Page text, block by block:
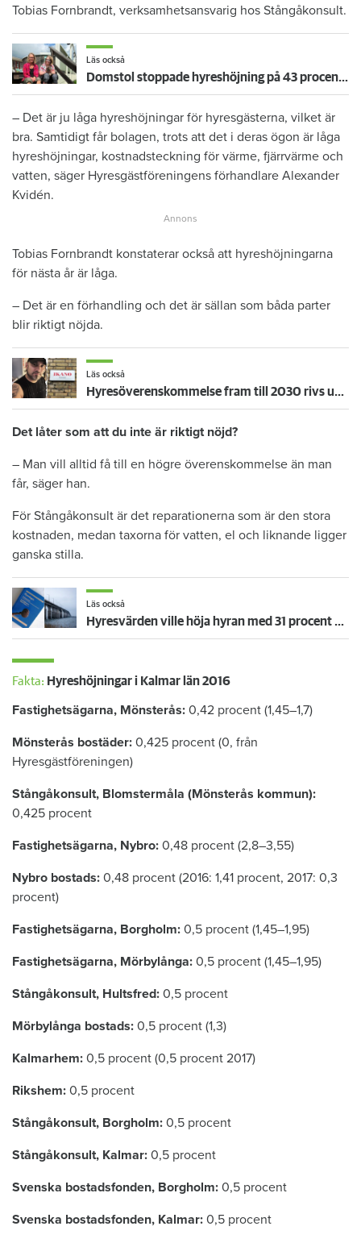
Tobias Fornbrandt, verksamhetsansvarig hos Stångåkonsult.
Läs också
Domstol stoppade hyreshöjning på 43 procent i Erikas LSS-lägenhet – mamma Lena: ”Äntligen!”
– Det är ju låga hyreshöjningar för hyresgästerna, vilket är
bra. Samtidigt får bolagen, trots att det i deras ögon är låga
hyreshöjningar, kostnadsteckning för värme, fjärrvärme och
vatten, säger Hyresgästföreningens förhandlare Alexander
Kvidén.
Tobias Fornbrandt konstaterar också att hyreshöjningarna
för nästa år är låga.
– Det är en förhandling och det är sällan som båda parter
blir riktigt nöjda.
Läs också
Hyresöverenskommelse fram till 2030 rivs upp – hyresgäster känner sig svikna: "Jag går redan på knäna"
Det låter som att du inte är riktigt nöjd?
– Man vill alltid få till en högre överenskommelse än man
får, säger han.
För Stångåkonsult är det reparationerna som är den stora
kostnaden, medan taxorna för vatten, el och liknande ligger
ganska stilla.
Läs också
Hyresvärden ville höja hyran med 31 procent – får nej i hovrätten
Fakta: Hyreshöjningar i Kalmar län 2016
Fastighetsägarna, Mönsterås: 0,42 procent (1,45–1,7)
Mönsterås bostäder: 0,425 procent (0, från
Hyresgästföreningen)
Stångåkonsult, Blomstermåla (Mönsterås kommun):
0,425 procent
Fastighetsägarna, Nybro: 0,48 procent (2,8–3,55)
Nybro bostads: 0,48 procent (2016: 1,41 procent, 2017: 0,3
procent)
Fastighetsägarna, Borgholm: 0,5 procent (1,45–1,95)
Fastighetsägarna, Mörbylånga: 0,5 procent (1,45–1,95)
Stångåkonsult, Hultsfred: 0,5 procent
Mörbylånga bostads: 0,5 procent (1,3)
Kalmarhem: 0,5 procent (0,5 procent 2017)
Rikshem: 0,5 procent
Stångåkonsult, Borgholm: 0,5 procent
Stångåkonsult, Kalmar: 0,5 procent
Svenska bostadsfonden, Borgholm: 0,5 procent
Svenska bostadsfonden, Kalmar: 0,5 procent